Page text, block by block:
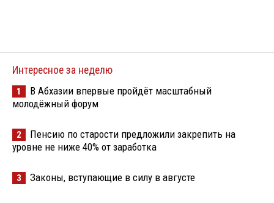
Интересное за неделю
1
В Абхазии впервые пройдёт масштабный
молодёжный форум
2
Пенсию по старости предложили закрепить на
уровне не ниже 40% от заработка
3 Законы, вступающие в силу в августе